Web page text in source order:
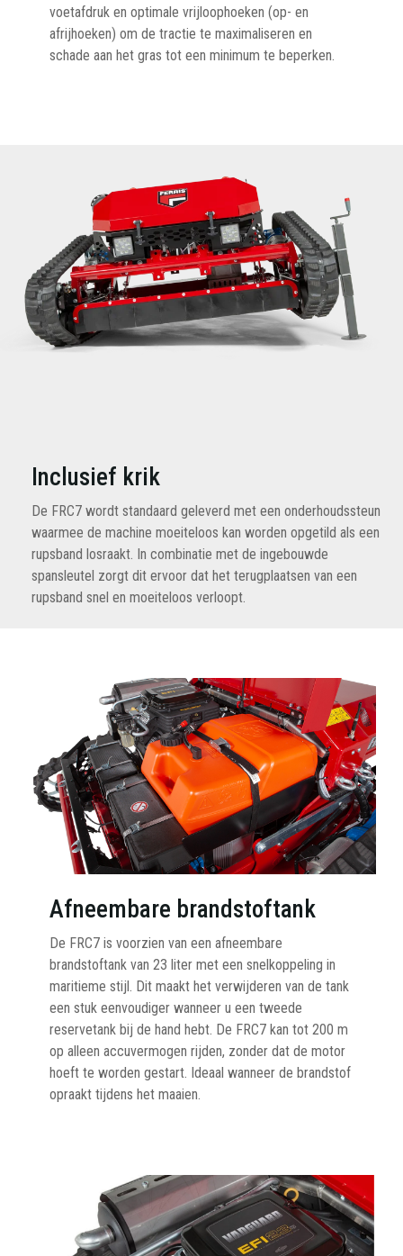
voetafdruk en optimale vrijloophoeken (op- en
afrijhoeken) om de tractie te maximaliseren en
schade aan het gras tot een minimum te beperken.
Inclusief krik
De FRC7 wordt standaard geleverd met een onderhoudssteun
waarmee de machine moeiteloos kan worden opgetild als een
rupsband losraakt. In combinatie met de ingebouwde
spansleutel zorgt dit ervoor dat het terugplaatsen van een
rupsband snel en moeiteloos verloopt.
Afneembare brandstoftank
De FRC7 is voorzien van een afneembare
brandstoftank van 23 liter met een snelkoppeling in
maritieme stijl. Dit maakt het verwijderen van de tank
een stuk eenvoudiger wanneer u een tweede
reservetank bij de hand hebt. De FRC7 kan tot 200 m
op alleen accuvermogen rijden, zonder dat de motor
hoeft te worden gestart. Ideaal wanneer de brandstof
opraakt tijdens het maaien.